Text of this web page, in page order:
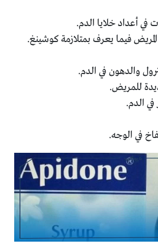
أعداد خلايا الدم.
فيما يعرف بمتلازمة كوشينغ.
والدهون في الدم.
للمريض.
الدم.
في الوجه.